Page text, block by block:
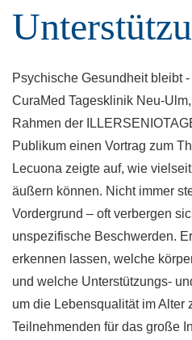
Psychische Gesundheit bleibt
CuraMed Tagesklinik Neu-
Rahmen der
Publikum einen Vortrag zum
Lecuona zeigte auf, wie
äußern können. Nicht immer
Vordergrund – oft verbergen
unspezifische Beschwerden.
erkennen lassen, welche
und welche Unterstützungs-
um die Lebensqualität im
Teilnehmenden für das große